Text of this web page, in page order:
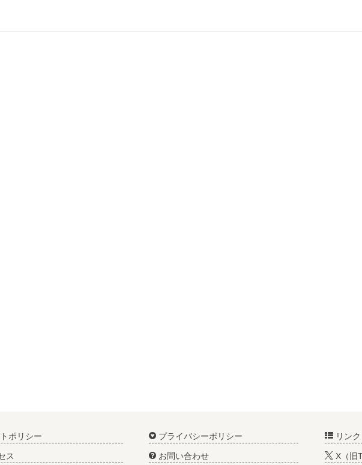
ポリシー プライバシーポリシー リンク
ス お問い合わせ X（旧